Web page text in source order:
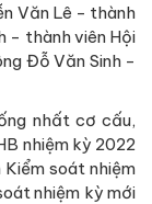
Văn Lê - thành
- thành viên Hội
Đỗ Văn Sinh -
nhất cơ cấu,
nhiệm kỳ 2022
Kiểm soát nhiệm
nhiệm kỳ mới